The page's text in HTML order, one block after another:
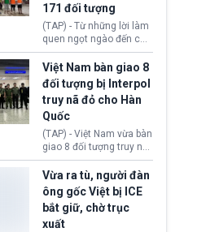
nửa năm 2026.
171 đối tượng
(TAP) - Từ những lời làm
quen ngọt ngào đến các
“sàn vàng ảo”, bất động
sản trực tuyến cùng
đường dây đánh bạc quy
mô lớn, hai tổ chức tội
phạm xuyên quốc gia đã
dựng lên mạng lưới hoạt
động tại Việt Nam và
Lào, lôi kéo hàng nghìn
người tham gia, luân
chuyển dòng tiền qua
nhiều lớp tài khoản. Sau
hơn 2 tuần phối hợp truy
xét, lực lượng chức năng
hai nước đã bắt giữ 171
Việt Nam bàn giao 8
đối tượng bị Interpol
truy nã đỏ cho Hàn
Quốc
(TAP) - Việt Nam vừa bàn
giao 8 đối tượng truy nã
đỏ Interpol cho lực lượng
chức năng Hàn Quốc.
Nhóm này bị xác định
lừa đảo 619 nạn nhân,
chiếm đoạt hơn 17,7 tỷ
KRW.
Vừa ra tù, người đàn
ông gốc Việt bị ICE
bắt giữ, chờ trục
xuất